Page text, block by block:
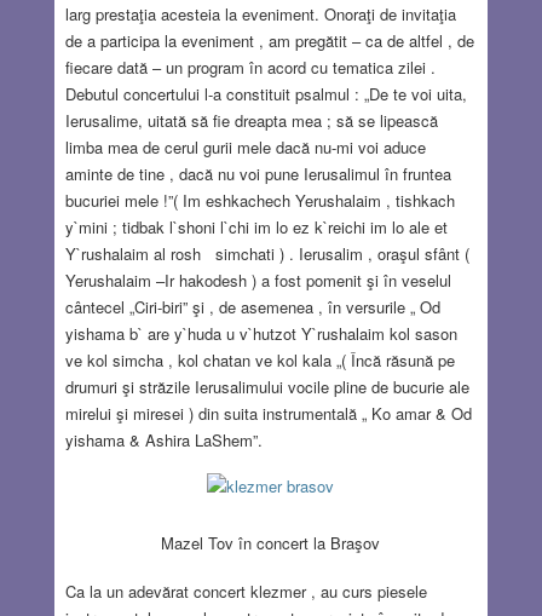
larg prestaţia acesteia la eveniment. Onoraţi de invitaţia
de a participa la eveniment , am pregătit – ca de altfel , de
fiecare dată – un program în acord cu tematica zilei .
Debutul concertului l-a constituit psalmul : „De te voi uita,
Ierusalime, uitată să fie dreapta mea ; să se lipească
limba mea de cerul gurii mele dacă nu-mi voi aduce
aminte de tine , dacă nu voi pune Ierusalimul în fruntea
bucuriei mele !”( Im eshkachech Yerushalaim , tishkach
y`mini ; tidbak l`shoni l`chi im lo ez k`reichi im lo ale et
Y`rushalaim al rosh simchati ) . Ierusalim , oraşul sfânt (
Yerushalaim –Ir hakodesh ) a fost pomenit şi în veselul
cântecel „Ciri-biri” şi , de asemenea , în versurile „ Od
yishama b` are y`huda u v`hutzot Y`rushalaim kol sason
ve kol simcha , kol chatan ve kol kala „( Încă răsună pe
drumuri şi străzile Ierusalimului vocile pline de bucurie ale
mirelui şi miresei ) din suita instrumentală „ Ko amar & Od
yishama & Ashira LaShem”.
Mazel Tov în concert la Braşov
Ca la un adevărat concert klezmer , au curs piesele